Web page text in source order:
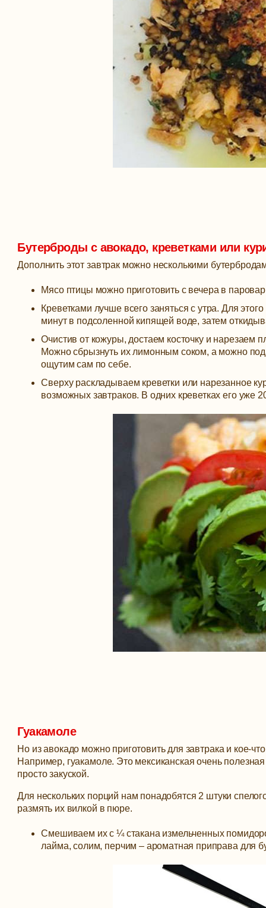
Бутерброды с авокадо, креветками или
Дополнить этот завтрак можно несколькими
Мясо птицы можно приготовить с вечера в
Креветками лучше всего заняться с утра. Для
минут в подсоленной кипящей воде, затем
Очистив от кожуры, достаем косточку и нарезаем
Можно сбрызнуть их лимонным соком, а можно
ощутим сам по себе.
Сверху раскладываем креветки или нарезанное
возможных завтраков. В одних креветках его уже
Гуакамоле
Но из авокадо можно приготовить для завтрака и кое-
Например, гуакамоле. Это мексиканская очень
просто закуской.
Для нескольких порций нам понадобятся 2 штуки
размять их вилкой в пюре.
Смешиваем их с ¼ стакана измельченных
лайма, солим, перчим – ароматная приправа для